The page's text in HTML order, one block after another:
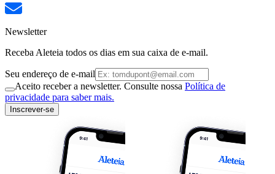
Newsletter
Receba Aleteia todos os dias em sua caixa de e-mail.
Seu endereço de e-mail
Aceito receber a newsletter. Consulte nossa Política de
privacidade para saber mais.
Inscrever-se